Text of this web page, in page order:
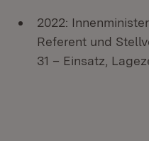
2022:
Referent und
31 – Einsatz,